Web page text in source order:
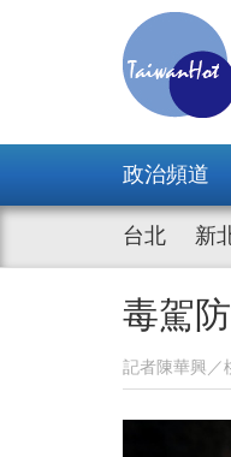
政治頻道
台北 新
毒駕
記者陳華興／